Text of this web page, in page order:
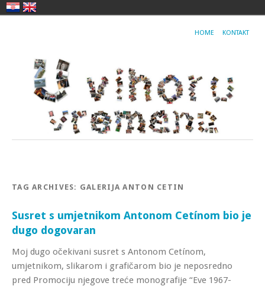
HOME KONTAKT
TAG ARCHIVES: GALERIJA ANTON CETIN
Susret s umjetnikom Antonom Cetínom bio je
dugo dogovaran
Moj dugo očekivani susret s Antonom Cetínom,
umjetnikom, slikarom i grafičarom bio je neposredno
pred Promociju njegove treće monografije “Eve 1967-